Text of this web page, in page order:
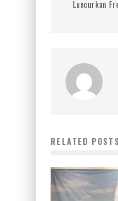
Luncurkan
RELATED POSTS